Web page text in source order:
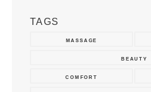
TAGS
MASSAGE
BEAUTY
COMFORT